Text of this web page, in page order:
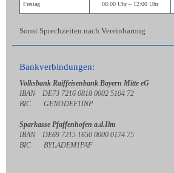
Freitag 08:00 Uhr – 12:00 Uhr
Sonst Sprechzeiten nach Vereinbarung
Bankverbindungen:
Volksbank Raiffeisenbank Bayern Mitte eG
IBAN DE73 7216 0818 0002 5104 72
BIC GENODEF1INP
Sparkasse Pfaffenhofen a.d.Ilm
IBAN DE69 7215 1650 0000 0174 75
BIC BYLADEM1PAF